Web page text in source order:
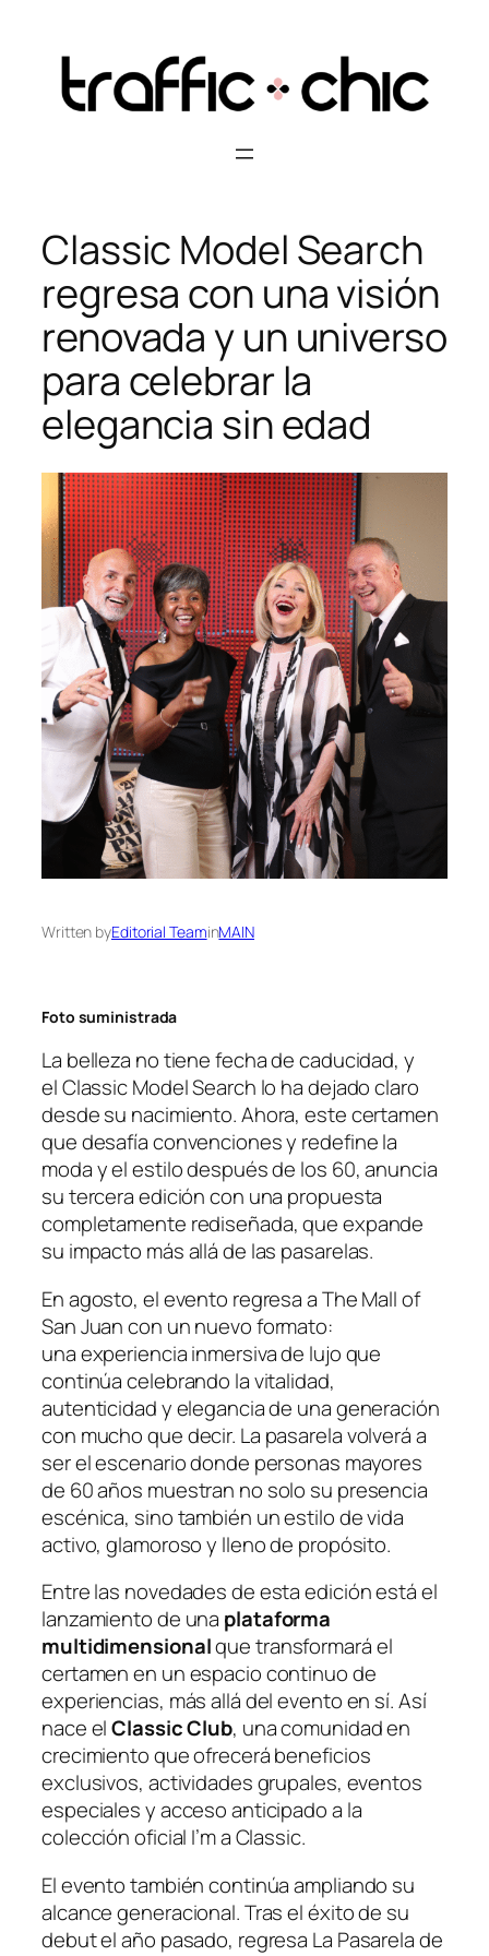
content
Classic Model Search
regresa con una visión
renovada y un universo
para celebrar la
elegancia sin edad
Written byEditorial TeaminMAIN
Foto suministrada
La belleza no tiene fecha de caducidad, y
el Classic Model Search lo ha dejado claro
desde su nacimiento. Ahora, este certamen
que desafía convenciones y redefine la
moda y el estilo después de los 60, anuncia
su tercera edición con una propuesta
completamente rediseñada, que expande
su impacto más allá de las pasarelas.
En agosto, el evento regresa a The Mall of
San Juan con un nuevo formato:
una experiencia inmersiva de lujo que
continúa celebrando la vitalidad,
autenticidad y elegancia de una generación
con mucho que decir. La pasarela volverá a
ser el escenario donde personas mayores
de 60 años muestran no solo su presencia
escénica, sino también un estilo de vida
activo, glamoroso y lleno de propósito.
Entre las novedades de esta edición está el
lanzamiento de una plataforma
multidimensionalque transformará el
certamen en un espacio continuo de
experiencias, más allá del evento en sí. Así
nace elClassic Club, una comunidad en
crecimiento que ofrecerá beneficios
exclusivos, actividades grupales, eventos
especiales y acceso anticipado a la
colección oficial I’m a Classic.
El evento también continúa ampliando su
alcance generacional. Tras el éxito de su
debut el año pasado, regresa La Pasarela de